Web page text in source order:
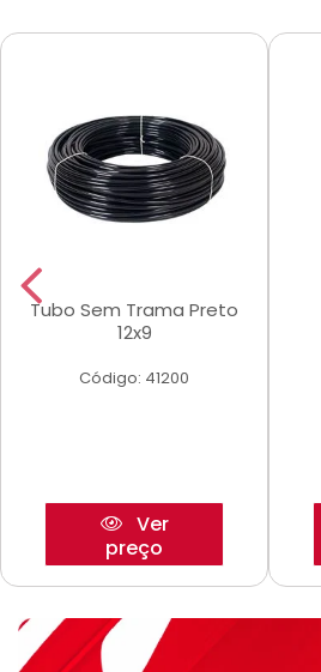
Tubo Sem Trama Preto
12x9
Código: 41200
Ver
preço